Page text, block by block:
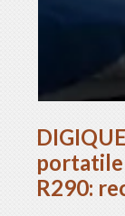
portatile
R290: